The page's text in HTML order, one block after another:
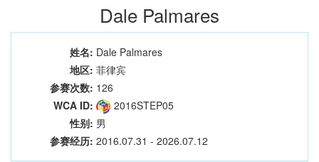
Dale Palmares
姓名: Dale Palmares
地区: 菲律宾
参赛次数: 126
WCA ID:
2016STEP05
性别: 男
参赛经历: 2016.07.31 - 2026.07.12